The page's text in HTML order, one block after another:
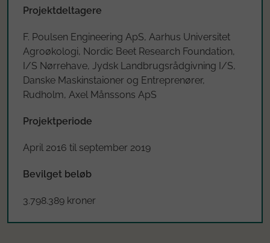
Projektdeltagere
F. Poulsen Engineering ApS, Aarhus Universitet
Agroøkologi, Nordic Beet Research Foundation,
I/S Nørrehave, Jydsk Landbrugsrådgivning I/S,
Danske Maskinstaioner og Entreprenører,
Rudholm, Axel Månssons ApS
Projektperiode
April 2016 til september 2019
Bevilget beløb
3.798.389 kroner